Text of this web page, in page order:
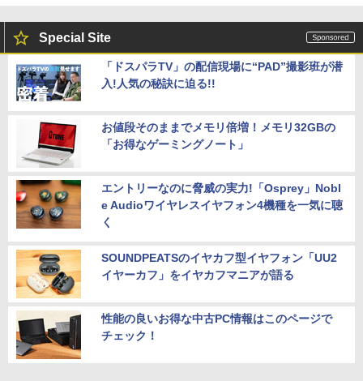
Special Site
「ドスパラTV」の配信現場に“PAD”撮影班が潜
入!人気の秘訣に迫る!!
お値段そのままでメモリ倍増！メモリ32GBの
「お得なゲーミングノート」
エントリーなのに脅威の実力!「Osprey」Nobl
e Audioワイヤレスイヤフォン4機種を一気に聴
く
SOUNDPEATSのイヤカフ型イヤフォン「UU2
イヤーカフ」をイヤカフマニアが語る
性能の良いお得な中古PC情報はこのページで
チェック！